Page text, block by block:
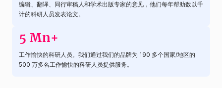
编辑、翻译、同行审稿人和学术出版专家的意见，他们每年帮助数以千
计的科研人员发表论文。
5 Mn+
工作愉快的科研人员。我们通过我们的品牌为 190 多个国家/地区的
500 万多名工作愉快的科研人员提供服务。